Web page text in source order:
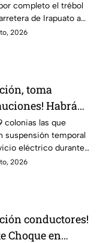
completo el trébol
de Irapuato a
2026
toma
Habrá
de luz por 8
hoy viernes 7 y
sábado 8 de
en 9 sitios
colonias las que
suspensión temporal
eléctrico durante
este viernes 7 y
2026
conductores!
Choque en